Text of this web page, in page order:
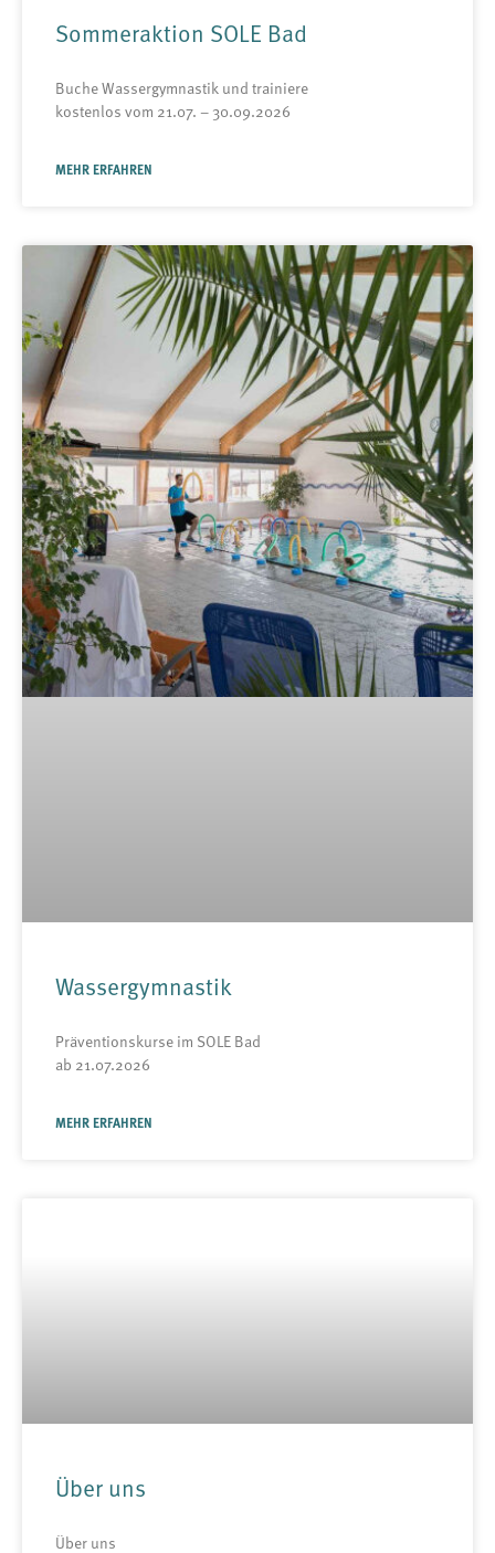
Sommeraktion SOLE Bad
Buche Wassergymnastik und trainiere
kostenlos vom 21.07. – 30.09.2026
MEHR ERFAHREN
Wassergymnastik
Präventionskurse im SOLE Bad
ab 21.07.2026
MEHR ERFAHREN
Über uns
Über uns